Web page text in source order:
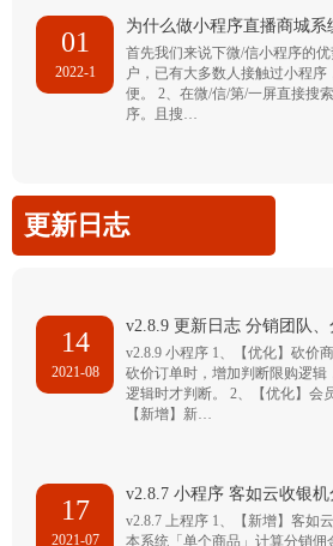
01
2022-1
为什么做小程序直播商城系
首先我们来说下微/信小程序的
户，已有大多数人接触过小程
便。 2、在微/信/第/一屏直接搜
序。且搜…
更新日志
14
2021-08
v2.8.9 更新日志 分销团队
v2.8.9 小程序 1、【优化】砍价
砍价订单时，增加判断限购逻
逻辑时才判断。 2、【优化】会
【新增】新…
17
2021-07
v2.8.7 小程序 客如云收银
v2.8.7 上程序 1、【新增】客如
本系统「单个商品」计算分销佣